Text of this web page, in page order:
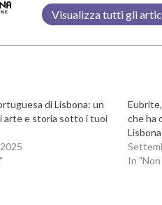
Visualizza tutti gli
di Lisbona: un
arte e storia sotto i tuoi
che ha
Lisbona
In